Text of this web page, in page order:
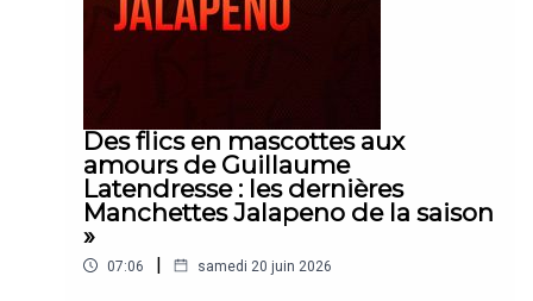
Des flics en mascottes aux
amours de Guillaume
Latendresse : les dernières
Manchettes Jalapeno de la saison
»
07:06 | samedi 20 juin 2026